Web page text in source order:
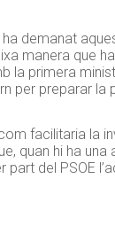
ha demanat
manera que ha
la primera
per preparar la
facilitaria la
quan hi ha
part del PSOE